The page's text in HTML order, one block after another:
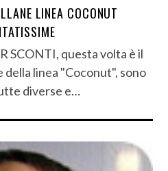
LINEA COCONUT
SCONTI, questa volta è il
linea "Coconut", sono
diverse e…